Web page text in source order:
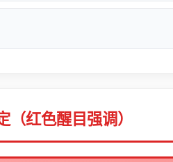
以选择申请行政复议或直接提起行
、扣押、冻结、强制拆除、强制戒
– 抽象行政行为不可诉
人事处理决定
（红色醒目强调）